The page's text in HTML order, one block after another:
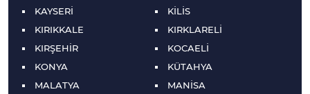
KAYSERİ
KİLİS
KIRIKKALE
KIRKLARELİ
KIRŞEHİR
KOCAELİ
KONYA
KÜTAHYA
MALATYA
MANİSA